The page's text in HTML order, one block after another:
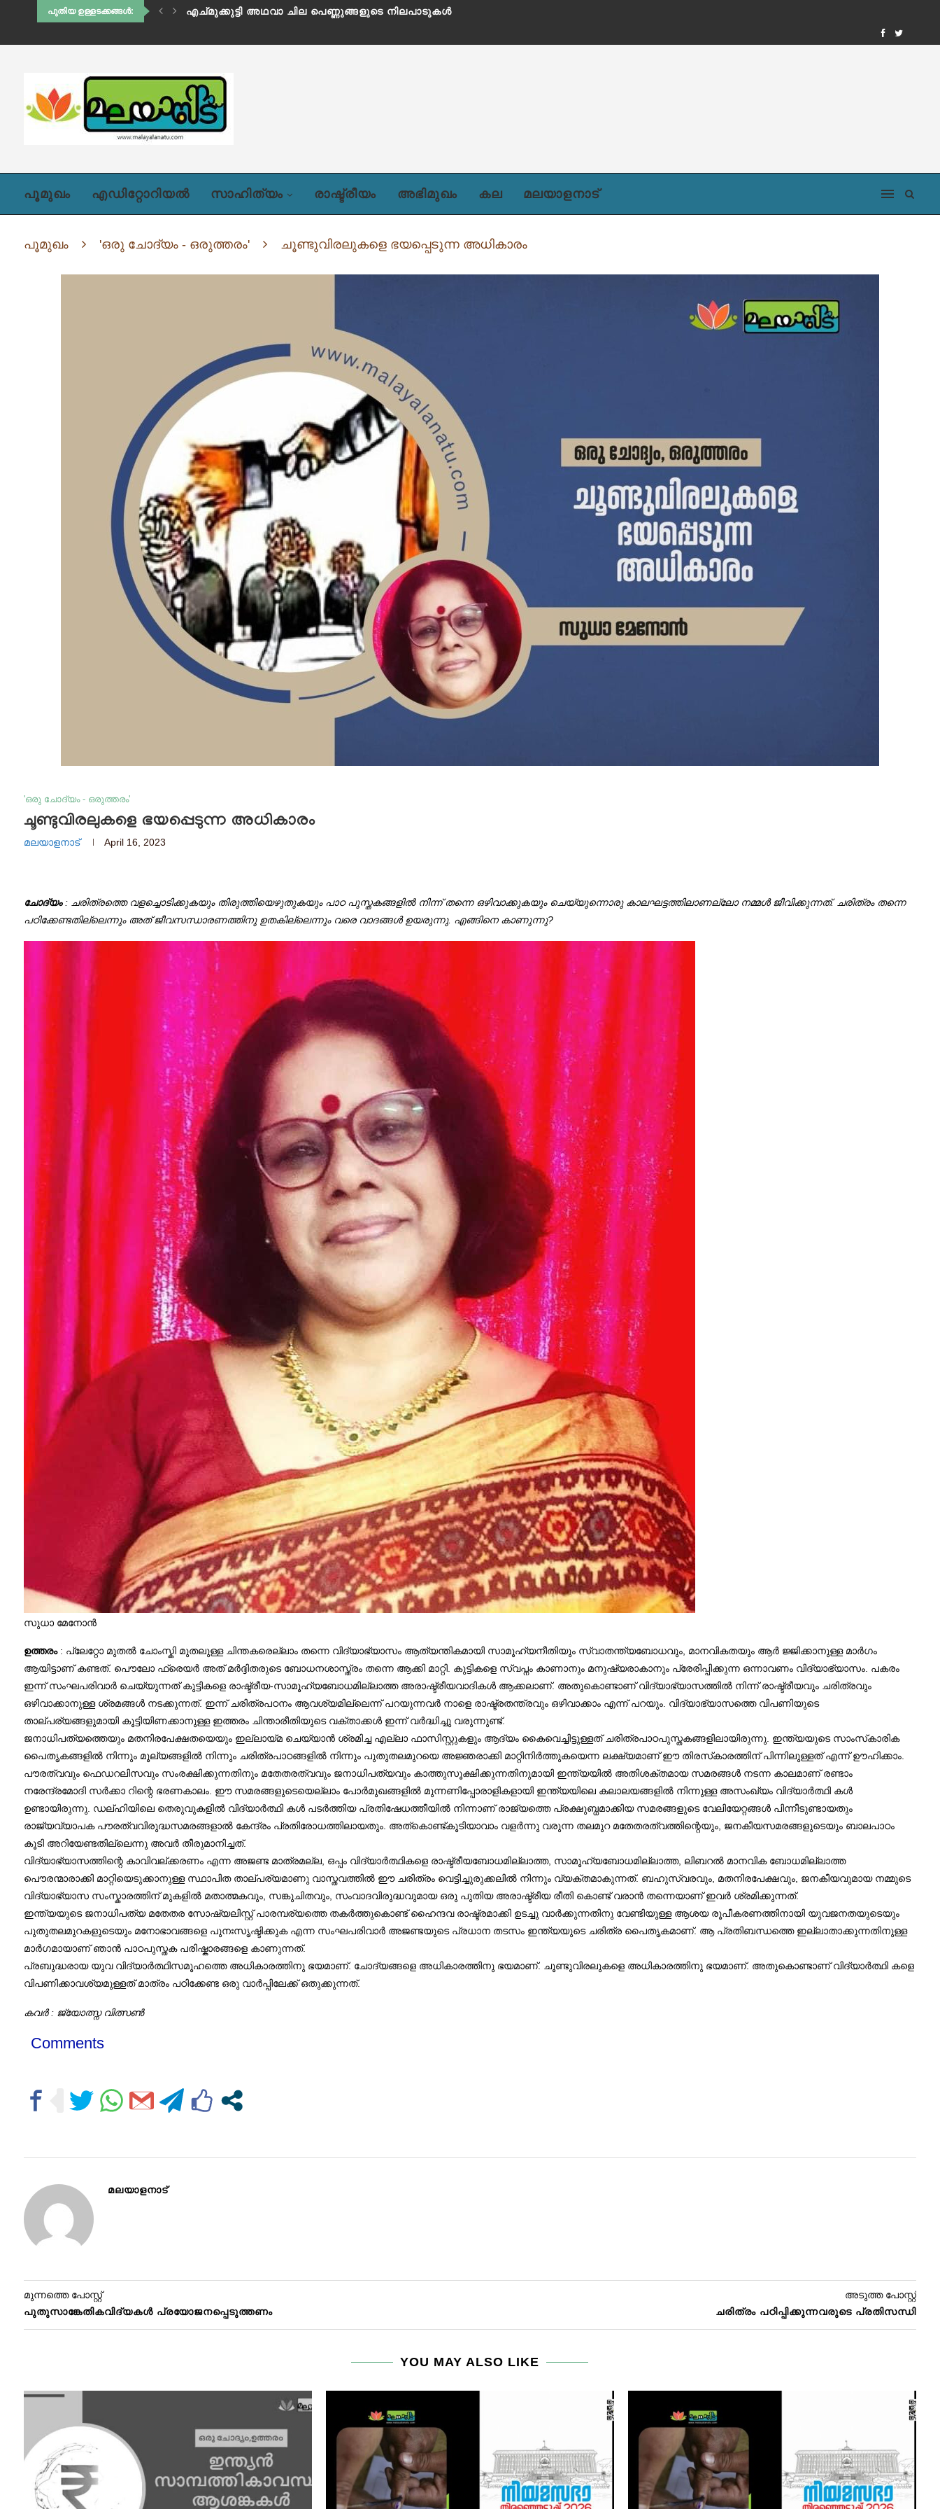
പുതിയ ഉള്ളടക്കങ്ങൾ: വല്യമ്മ
പൂമുഖം എഡിറ്റോറിയൽ സാഹിത്യം രാഷ്ട്രീയം അഭിമുഖം കല മലയാളനാട്
പൂമുഖം 'ഒരു ചോദ്യം - ഒരുത്തരം' ചൂണ്ടുവിരലുകളെ ഭയപ്പെടുന്ന അധികാരം
'ഒരു ചോദ്യം - ഒരുത്തരം'
ചൂണ്ടുവിരലുകളെ ഭയപ്പെടുന്ന അധികാരം
മലയാളനാട് April 16, 2023
ചോദ്യം: ചരിത്രത്തെ വളച്ചൊടിക്കുകയും തിരുത്തിയെഴുതുകയും പാഠ പുസ്തകങ്ങളിൽ നിന്ന് തന്നെ ഒഴിവാക്കുകയും ചെയ്യുന്നൊരു കാലഘട്ടത്തിലാണല്ലോ നമ്മൾ ജീവിക്കുന്നത്. ചരിത്രം തന്നെ
പഠിക്കേണ്ടതില്ലെന്നും അത് ജീവസന്ധാരണത്തിനു ഉതകില്ലെന്നും വരെ വാദങ്ങൾ ഉയരുന്നു. എങ്ങിനെ കാണുന്നു?
സുധാ മേനോൻ
ഉത്തരം: പ്ലേറ്റോ മുതല്‍ ചോംസ്കി മുതലുള്ള ചിന്തകരെല്ലാം തന്നെ വിദ്യാഭ്യാസം ആത്യന്തികമായി സാമൂഹ്യനീതിയും സ്വാതന്ത്യബോധവും, മാനവികതയും ആർ ജ്ജിക്കാനുള്ള മാർഗം
ആയിട്ടാണ് കണ്ടത്. പൌലോ ഫ്രെയര്‍ അത് മർദ്ദിതരുടെ ബോധനശാസ്ത്രം തന്നെ ആക്കി മാറ്റി. കുട്ടികളെ സ്വപ്നം കാണാനും മനുഷ്യരാകാനും പ്രേരിപ്പിക്കുന്ന ഒന്നാവണം വിദ്യാഭ്യാസം. പകരം
ഇന്ന് സംഘപരിവാര്‍ ചെയ്യുന്നത് കുട്ടികളെ രാഷ്ട്രീയ-സാമൂഹ്യബോധമില്ലാത്ത അരാഷ്ട്രീയവാദികൾ ആക്കലാണ്. അതുകൊണ്ടാണ് വിദ്യാഭ്യാസത്തില്‍ നിന്ന് രാഷ്ട്രീയവും ചരിത്രവും
ഒഴിവാക്കാനുള്ള ശ്രമങ്ങൾ നടക്കുന്നത്. ഇന്ന് ചരിത്രപഠനം ആവശ്യമില്ലെന്ന് പറയുന്നവർ നാളെ രാഷ്ട്രതന്ത്രവും ഒഴിവാക്കാം എന്ന് പറയും. വിദ്യാഭ്യാസത്തെ വിപണിയുടെ
താല്പര്യങ്ങളുമായി കൂട്ടിയിണക്കാനുള്ള ഇത്തരം ചിന്താരീതിയുടെ വക്താക്കൾ ഇന്ന് വർദ്ധിച്ചു വരുന്നുണ്ട്.
ജനാധിപത്യത്തെയും മതനിരപേക്ഷതയെയും ഇല്ലായ്മ ചെയ്യാന്‍ ശ്രമിച്ച എല്ലാ ഫാസിസ്റ്റുകളും ആദ്യം കൈവെച്ചിട്ടുള്ളത് ചരിത്രപാഠപുസ്തകങ്ങളിലായിരുന്നു. ഇന്ത്യയുടെ സാംസ്‌കാരിക
പൈതൃകങ്ങളില്‍ നിന്നും മൂല്യങ്ങളില്‍ നിന്നും ചരിത്രപാഠങ്ങളില്‍ നിന്നും പുതുതലമുറയെ അജ്ഞരാക്കി മാറ്റിനിർത്തുകയെന്ന ലക്ഷ്യമാണ് ഈ തിരസ്‌കാരത്തിന് പിന്നിലുള്ളത് എന്ന് ഊഹിക്കാം.
പൗരത്വവും ഫെഡറലിസവും സംരക്ഷിക്കുന്നതിനും മതേതരത്വവും ജനാധിപത്യവും കാത്തുസൂക്ഷിക്കുന്നതിനുമായി ഇന്ത്യയില്‍ അതിശക്തമായ സമരങ്ങള്‍ നടന്ന കാലമാണ് രണ്ടാം
നരേന്ദ്രമോദി സർക്കാ റിന്റെ ഭരണകാലം. ഈ സമരങ്ങളുടെയെല്ലാം പോർമുഖങ്ങളില്‍ മുന്നണിപ്പോരാളികളായി ഇന്ത്യയിലെ കലാലയങ്ങളില്‍ നിന്നുള്ള അസംഖ്യം വിദ്യാർത്ഥി കള്‍
ഉണ്ടായിരുന്നു. ഡല്ഹിയിലെ തെരുവുകളില്‍ വിദ്യാർത്ഥി കള്‍ പടർത്തിയ പ്രതിഷേധത്തീയില്‍ നിന്നാണ് രാജ്യത്തെ പ്രക്ഷുബ്ധമാക്കിയ സമരങ്ങളുടെ വേലിയേറ്റങ്ങള്‍ പിന്നീടുണ്ടായതും
രാജ്യവ്യാപക പൗരത്വവിരുദ്ധസമരങ്ങളാല്‍ കേന്ദ്രം പ്രതിരോധത്തിലായതും. അത്‌കൊണ്ട്കൂടിയാവാം വളർന്നു വരുന്ന തലമുറ മതേതരത്വത്തിന്റെയും, ജനകീയസമരങ്ങളുടെയും ബാലപാഠം
കൂടി അറിയേണ്ടതില്ലെന്നു അവര്‍ തീരുമാനിച്ചത്.
വിദ്യാഭ്യാസത്തിന്റെ കാവിവല്ക്കരണം എന്ന അജണ്ട മാത്രമല്ല, ഒപ്പം വിദ്യാർത്ഥികളെ രാഷ്ട്രീയബോധമില്ലാത്ത, സാമൂഹ്യബോധമില്ലാത്ത, ലിബറല്‍ മാനവിക ബോധമില്ലാത്ത
പൌരന്മാരാക്കി മാറ്റിയെടുക്കാനുള്ള സ്ഥാപിത താല്പര്യമാണു വാസ്തവത്തിൽ ഈ ചരിത്രം വെട്ടിച്ചുരുക്കലില്‍ നിന്നും വ്യക്തമാകുന്നത്. ബഹുസ്വരവും, മതനിരപേക്ഷവും, ജനകീയവുമായ നമ്മുടെ
വിദ്യാഭ്യാസ സംസ്കാരത്തിന് മുകളില്‍ മതാത്മകവും, സങ്കുചിതവും, സംവാദവിരുദ്ധവുമായ ഒരു പുതിയ അരാഷ്ട്രീയ രീതി കൊണ്ട് വരാന്‍ തന്നെയാണ് ഇവര്‍ ശ്രമിക്കുന്നത്.
ഇന്ത്യയുടെ ജനാധിപത്യ മതേതര സോഷ്യലിസ്റ്റ് പാരമ്പര്യത്തെ തകർത്തുകൊണ്ട് ഹൈന്ദവ രാഷ്ട്രമാക്കി ഉടച്ചു വാർക്കുന്നതിനു വേണ്ടിയുള്ള ആശയ രൂപീകരണത്തിനായി യുവജനതയുടെയും
പുതുതലമുറകളുടെയും മനോഭാവങ്ങളെ പുനഃസൃഷ്ടിക്കുക എന്ന സംഘപരിവാര്‍ അജണ്ടയുടെ പ്രധാന തടസം ഇന്ത്യയുടെ ചരിത്ര പൈതൃകമാണ്‌. ആ പ്രതിബന്ധത്തെ ഇല്ലാതാക്കുന്നതിനുള്ള
മാർഗമായാണ്‌ ഞാൻ പാഠപുസ്തക പരിഷ്കാരങ്ങളെ കാണുന്നത്.
പ്രബുദ്ധരായ യുവ വിദ്യാർത്ഥിസമൂഹത്തെ അധികാരത്തിനു ഭയമാണ്. ചോദ്യങ്ങളെ അധികാരത്തിനു ഭയമാണ്. ചൂണ്ടുവിരലുകളെ അധികാരത്തിനു ഭയമാണ്. അതുകൊണ്ടാണ് വിദ്യാർത്ഥി കളെ
വിപണിക്കാവശ്യമുള്ളത് മാത്രം പഠിക്കേണ്ട ഒരു വാർപ്പിലേക്ക് ഒതുക്കുന്നത്‌.
കവർ : ജ്യോത്സ്ന വിത്സൺ
Comments
മലയാളനാട്
മുന്നത്തെ പോസ്റ്റ്
പുതുസാങ്കേതികവിദ്യകൾ പ്രയോജനപ്പെടുത്തണം
അടുത്ത പോസ്റ്റ്
ചരിത്രം പഠിപ്പിക്കുന്നവരുടെ പ്രതിസന്ധി
YOU MAY ALSO LIKE